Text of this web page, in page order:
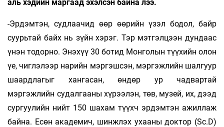
аль хэдийн маргаад эхэлсэн байна лээ.
-Эрдэмтэн, судлаачид өөр өөрийн үзэл бодол, байр
суурьтай байх нь зүйн хэрэг. Тэр мэтгэлцээн дундаас
үнэн тодорно. Энэхүү 30 ботид Монголын түүхийн олон
үе, чиглэлээр нарийн мэргэшсэн, мэргэжлийн шалгуур
шаардлагыг хангасан, өндөр ур чадвартай
мэргэжлийн судалгааны хүрээлэн, төв, музей, их, дээд
сургуулийн нийт 150 шахам түүхч эрдэмтэн ажиллаж
байна. Есөн академич, шинжлэх ухааны доктор (Sc.D)